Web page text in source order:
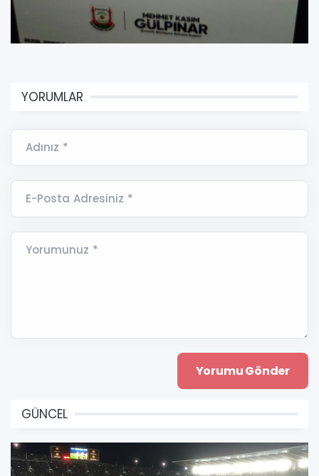
YORUMLAR
Adınız *
E-Posta Adresiniz *
Yorumunuz *
GÜNCEL